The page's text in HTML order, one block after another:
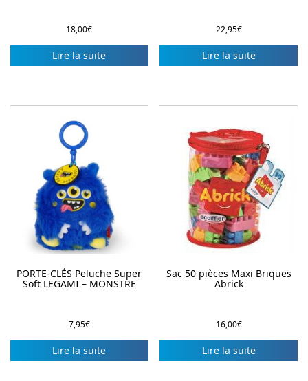
18,00€
Lire la suite
22,95€
Lire la suite
PORTE-CLÉS Peluche Super
Soft LEGAMI – MONSTRE
7,95€
Lire la suite
Sac 50 pièces Maxi Briques
Abrick
16,00€
Lire la suite